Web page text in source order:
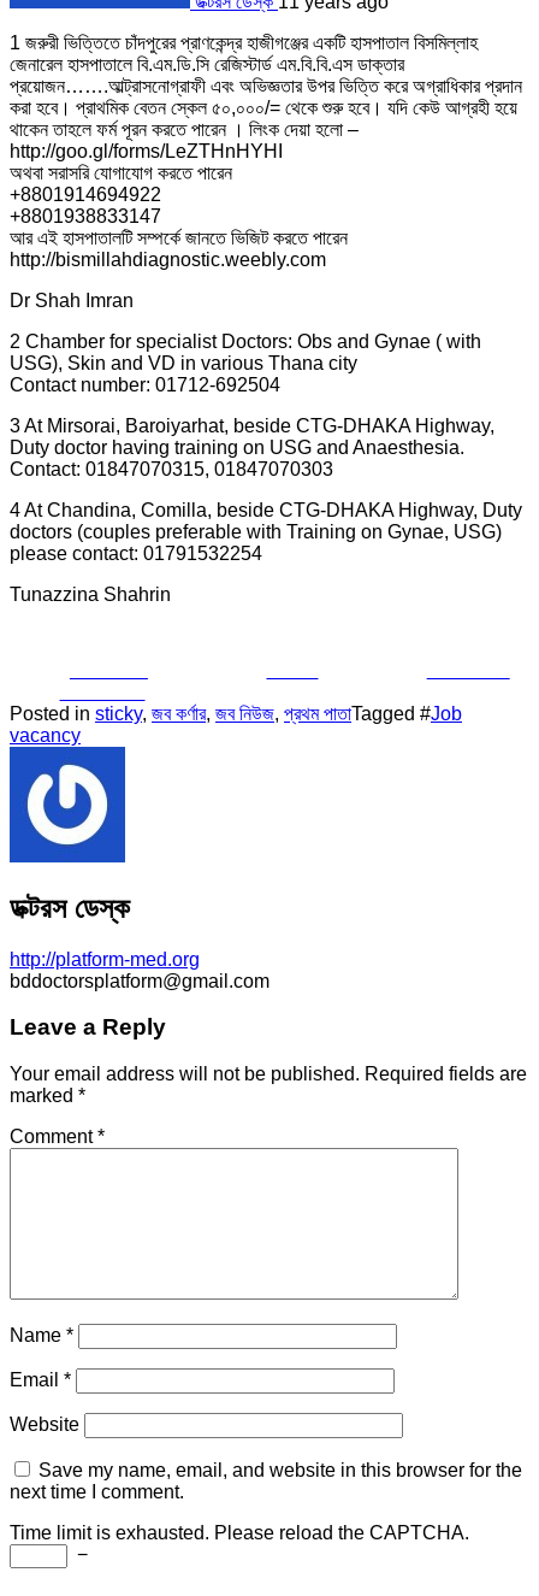
1 জরুরী ভিত্তিতে চাঁদপুরের প্রাণকেন্দ্র হাজীগঞ্জের একটি হাসপাতাল বিসমিল্লাহ
জেনারেল হাসপাতালে বি.এম.ডি.সি রেজিস্টার্ড এম.বি.বি.এস ডাক্তার
প্রয়োজন…….আল্ট্রাসনোগ্রাফী এবং অভিজ্ঞতার উপর ভিত্তি করে অগ্রাধিকার প্রদান
করা হবে। প্রাথমিক বেতন স্কেল ৫০,০০০/= থেকে শুরু হবে। যদি কেউ আগ্রহী হয়ে
থাকেন তাহলে ফর্ম পূরন করতে পারেন । লিংক দেয়া হলো –
http://goo.gl/forms/LeZTHnHYHI
অথবা সরাসরি যোগাযোগ করতে পারেন
+8801914694922
+8801938833147
আর এই হাসপাতালটি সম্পর্কে জানতে ভিজিট করতে পারেন
http://bismillahdiagnostic.weebly.com
Dr Shah Imran
2 Chamber for specialist Doctors: Obs and Gynae ( with
USG), Skin and VD in various Thana city
Contact number: 01712-692504
3 At Mirsorai, Baroiyarhat, beside CTG-DHAKA Highway,
Duty doctor having training on USG and Anaesthesia.
Contact: 01847070315, 01847070303
4 At Chandina, Comilla, beside CTG-DHAKA Highway, Duty
doctors (couples preferable with Training on Gynae, USG)
please contact: 01791532254
Tunazzina Shahrin
Posted in sticky, জব কর্ণার, জব নিউজ, প্রথম পাতাTagged #Job
vacancy
ডক্টরস ডেস্ক
http://platform-med.org
bddoctorsplatform@gmail.com
Leave a Reply
Your email address will not be published. Required fields are
marked *
Comment*
Name *
Email *
Website
Save my name, email, and website in this browser for the
next time I comment.
Time limit is exhausted. Please reload the CAPTCHA.
−